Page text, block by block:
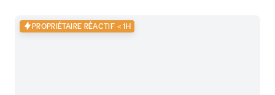
PROPRIÉTAIRE RÉACTIF < 1H